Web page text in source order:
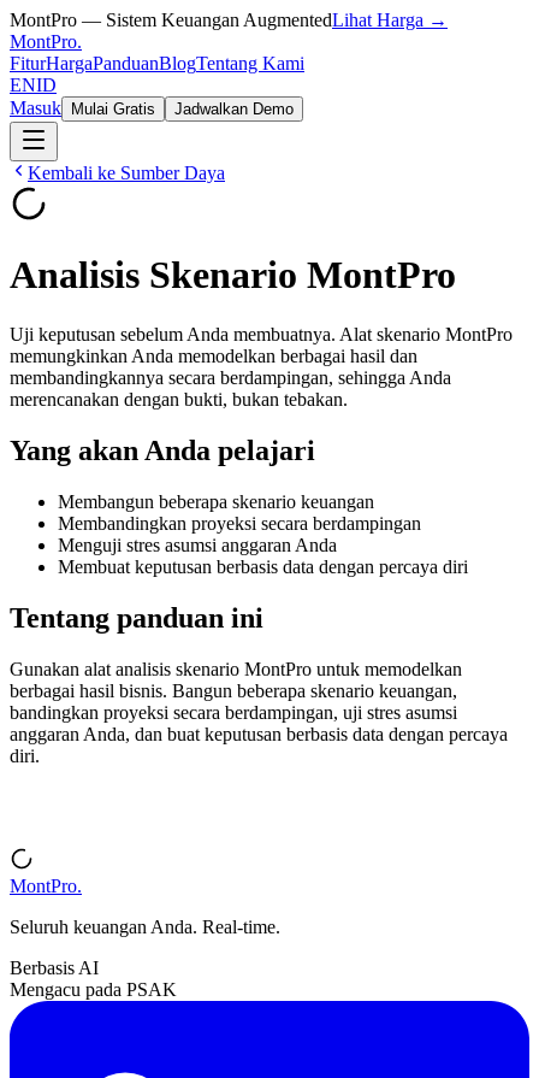
MontPro — Sistem Keuangan AugmentedLihat Harga →
MontPro.
FiturHargaPanduanBlogTentang Kami
ENID
Masuk
Mulai Gratis Jadwalkan Demo
Kembali ke Sumber Daya
Analisis Skenario MontPro
Uji keputusan sebelum Anda membuatnya. Alat skenario MontPro
memungkinkan Anda memodelkan berbagai hasil dan
membandingkannya secara berdampingan, sehingga Anda
merencanakan dengan bukti, bukan tebakan.
Yang akan Anda pelajari
Membangun beberapa skenario keuangan
Membandingkan proyeksi secara berdampingan
Menguji stres asumsi anggaran Anda
Membuat keputusan berbasis data dengan percaya diri
Tentang panduan ini
Gunakan alat analisis skenario MontPro untuk memodelkan
berbagai hasil bisnis. Bangun beberapa skenario keuangan,
bandingkan proyeksi secara berdampingan, uji stres asumsi
anggaran Anda, dan buat keputusan berbasis data dengan percaya
diri.
MontPro.
Seluruh keuangan Anda. Real-time.
Berbasis AI
Mengacu pada PSAK